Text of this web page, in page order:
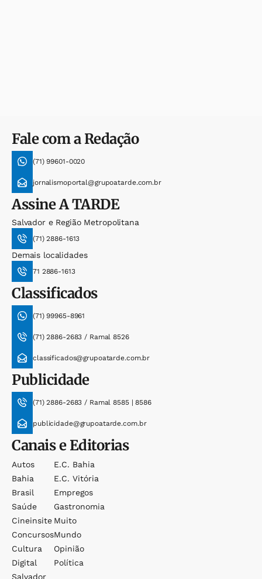
Fale com a Redação
(71) 99601-0020
jornalismoportal@grupoatarde.com.br
AssineA TARDE
Salvador e Região Metropolitana
(71) 2886-1613
Demais localidades
71 2886-1613
Classificados
(71) 99965-8961
(71) 2886-2683 / Ramal 8526
classificados@grupoatarde.com.br
Publicidade
(71) 2886-2683 / Ramal 8585 | 8586
publicidade@grupoatarde.com.br
Canais e Editorias
Autos
Bahia
Brasil
Saúde
Cineinsite
Concursos
Cultura
Digital
Salvador
E.c. Bahia
E.c. Vitória
Empregos
Gastronomia
Muito
Mundo
Opinião
Política